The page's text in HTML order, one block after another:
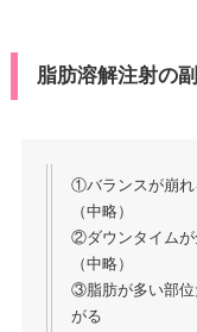
脂肪溶解注射の
①バランスが崩れ
（中略）
②ダウンタイムが
（中略）
③脂肪が多い部位
がる